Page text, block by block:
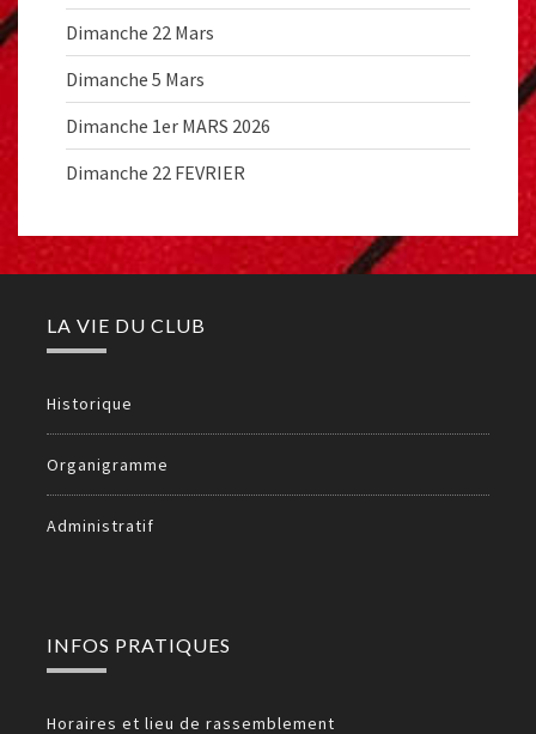
Dimanche 22 Mars
Dimanche 5 Mars
Dimanche 1er MARS 2026
Dimanche 22 FEVRIER
LA VIE DU CLUB
Historique
Organigramme
Administratif
INFOS PRATIQUES
Horaires et lieu de rassemblement